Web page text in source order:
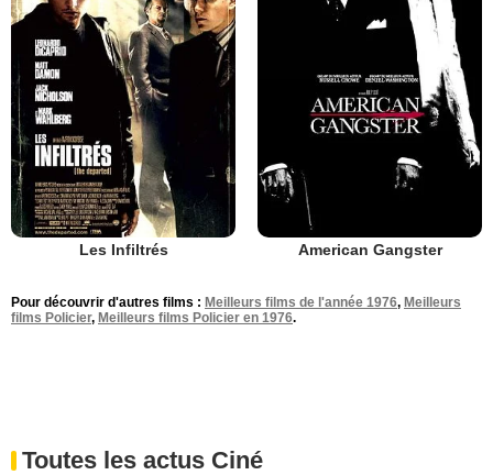
Les Infiltrés American Gangster
Pour découvrir d'autres films : Meilleurs films de l'année 1976, Meilleurs
films Policier, Meilleurs films Policier en 1976.
Toutes les actus Ciné